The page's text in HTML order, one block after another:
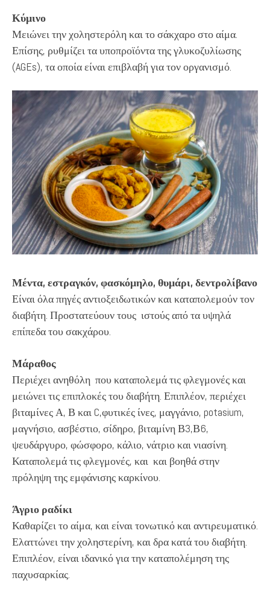
Κύμινο
Μειώνει την χοληστερόλη και το σάκχαρο στο αίμα.
Επίσης, ρυθμίζει τα υποπροϊόντα της γλυκοζυλίωσης
(AGEs), τα οποία είναι επιβλαβή για τον οργανισμό.
Μέντα, εστραγκόν, φασκόμηλο, θυμάρι, δεντρολίβανο
Είναι όλα πηγές αντιοξειδωτικών και καταπολεμούν τον
διαβήτη. Προστατεύουν τους ιστούς από τα υψηλά
επίπεδα του σακχάρου.
Μάραθος
Περιέχει ανηθόλη που καταπολεμά τις φλεγμονές και
μειώνει τις επιπλοκές του διαβήτη. Επιπλέον, περιέχει
βιταμίνες Α, Β και C,φυτικές ίνες, μαγγάνιο, potasium,
μαγνήσιο, ασβέστιο, σίδηρο, βιταμίνη Β3,Β6,
ψευδάργυρο, φώσφορο, κάλιο, νάτριο και νιασίνη.
Καταπολεμά τις φλεγμονές, και και βοηθά στην
πρόληψη της εμφάνισης καρκίνου.
Άγριο ραδίκι
Καθαρίζει το αίμα, και είναι τονωτικό και αντιρευματικό.
Ελαττώνει την χοληστερίνη, και δρα κατά του διαβήτη.
Επιπλέον, είναι ιδανικό για την καταπολέμηση της
παχυσαρκίας.